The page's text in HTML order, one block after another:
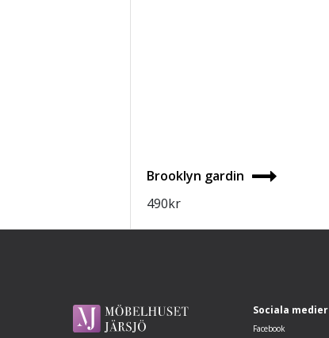
Brooklyn gardin
490kr
Sociala medier
Facebook